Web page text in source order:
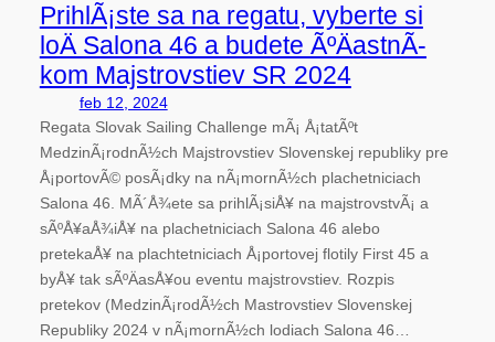
PrihlÃ¡ste sa na regatu, vyberte si
loÄ Salona 46 a budete ÃºÄastnÃ­
kom Majstrovstiev SR 2024
feb 12, 2024
Regata Slovak Sailing Challenge mÃ¡ Å¡tatÃºt
MedzinÃ¡rodnÃ½ch Majstrovstiev Slovenskej republiky pre
Å¡portovÃ© posÃ¡dky na nÃ¡mornÃ½ch plachetniciach
Salona 46. MÃ´Å¾ete sa prihlÃ¡siÅ¥ na majstrovstvÃ¡ a
sÃºÅ¥aÅ¾iÅ¥ na plachetniciach Salona 46 alebo
pretekaÅ¥ na plachtetniciach Å¡portovej flotily First 45 a
byÅ¥ tak sÃºÄasÅ¥ou eventu majstrovstiev. Rozpis
pretekov (MedzinÃ¡rodÃ½ch Mastrovstiev Slovenskej
Republiky 2024 v nÃ¡mornÃ½ch lodiach Salona 46…